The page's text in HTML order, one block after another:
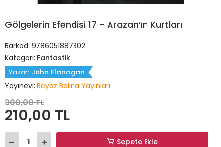
Gölgelerin Efendisi 17 - Arazan’ın Kurtları
Barkod: 9786051887302
Kategori: Fantastik
Yazar: John Flanagan
Yayınevi: Beyaz Balina Yayınları
300,00 TL
210,00 TL
Sepete Ekle